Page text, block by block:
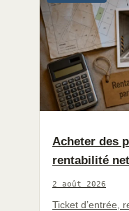
Acheter des
rentabilité
2 août 2026
Ticket d’entrée,